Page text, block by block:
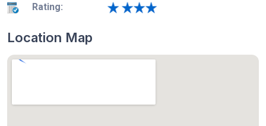
Rating:
Location Map